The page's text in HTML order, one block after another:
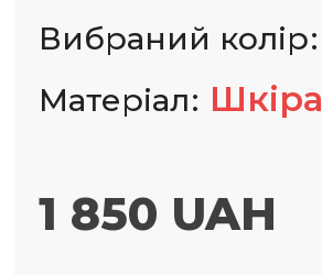
Вибраний колір
Матеріал Шкіра
1 850 UAH